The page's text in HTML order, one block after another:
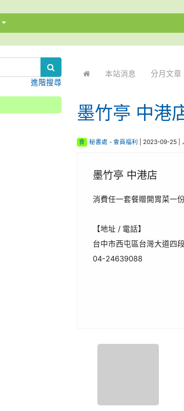
本站消息 分月文章
墨竹亭 中港
食 秘書處 - 會員福利 | 2023-09-25 |
墨竹亭 中港店
消費任一套餐贈開胃菜一
【地址 / 電話】
台中市西屯區台灣大道四
04-24639088
進階搜尋